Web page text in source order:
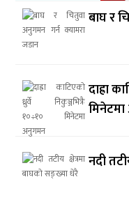
बाघ र
दाह्रा
नदी